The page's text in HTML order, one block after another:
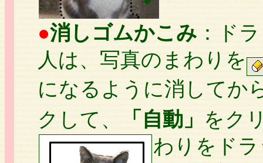
●消しゴムかこみ ：ド
人は、写真のまわりを
になるように消してか
クして、
「自動」
をク
わりをド